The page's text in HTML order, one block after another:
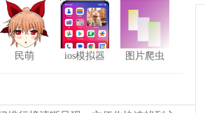
民萌 ios模拟器 图片爬虫
2 美图秀秀 8200